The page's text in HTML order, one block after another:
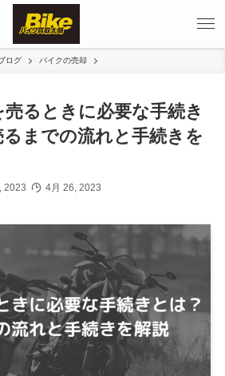
ログ バイクの売却
るときに必要な手続き
るまでの流れと手続きを
2023 4月 26, 2023